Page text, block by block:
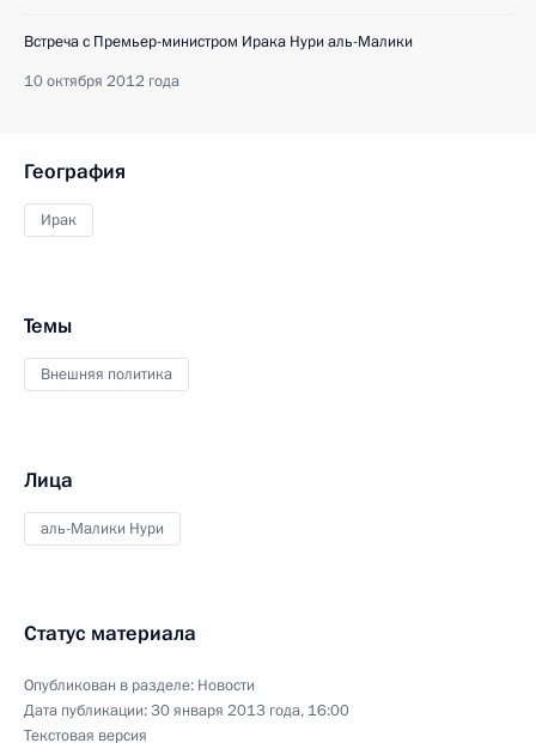
Встреча с Премьер-министром Ирака Нури аль-Малики
10 октября 2012 года
География
Ирак
Темы
Внешняя политика
Лица
аль-Малики Нури
Статус материала
Опубликован в разделе: Новости
Дата публикации:30 января 2013 года, 16:00
Текстовая версия